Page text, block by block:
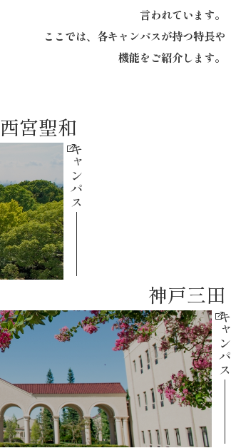
言われています。
ここでは、各キャンパスが持つ特長や
機能をご紹介します。
西宮聖和
キャンパス
神戸三田
キャンパス